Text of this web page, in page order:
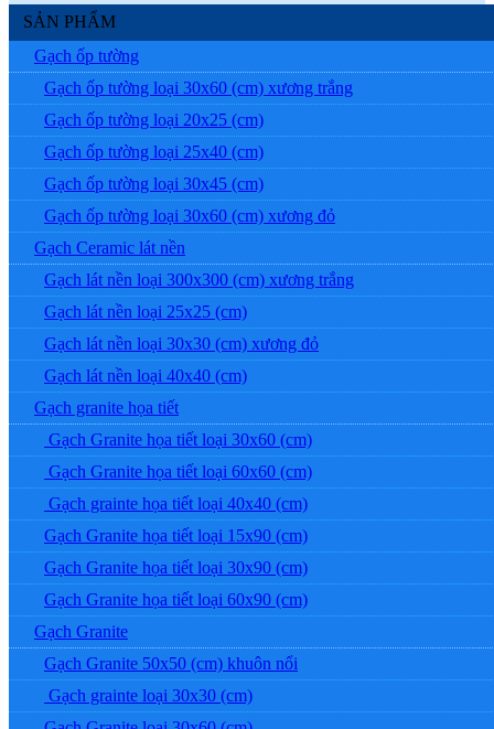
SẢN PHẨM
Gạch ốp tường
Gạch ốp tường loại 30x60 (cm) xương trắng
Gạch ốp tường loại 20x25 (cm)
Gạch ốp tường loại 25x40 (cm)
Gạch ốp tường loại 30x45 (cm)
Gạch ốp tường loại 30x60 (cm) xương đỏ
Gạch Ceramic lát nền
Gạch lát nền loại 300x300 (cm) xương trắng
Gạch lát nền loại 25x25 (cm)
Gạch lát nền loại 30x30 (cm) xương đỏ
Gạch lát nền loại 40x40 (cm)
Gạch granite họa tiết
Gạch Granite họa tiết loại 30x60 (cm)
Gạch Granite họa tiết loại 60x60 (cm)
Gạch grainte họa tiết loại 40x40 (cm)
Gạch Granite họa tiết loại 15x90 (cm)
Gạch Granite họa tiết loại 30x90 (cm)
Gạch Granite họa tiết loại 60x90 (cm)
Gạch Granite
Gạch Granite 50x50 (cm) khuôn nổi
Gạch grainte loại 30x30 (cm)